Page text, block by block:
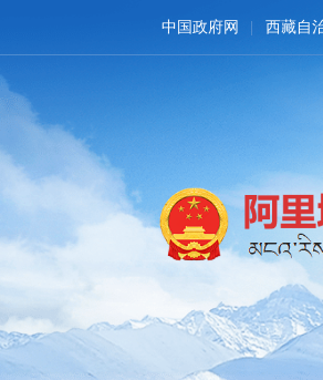
中国政府网 西藏自